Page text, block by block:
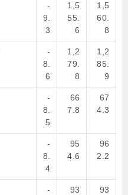
-
9.
3
1,5
55.
6
1,5
60.
8
-
8.
6
1,2
79.
8
1,2
85.
9
-
8.
5
66
7.8
67
4.3
-
8.
4
95
4.6
96
2.2
-
93
93